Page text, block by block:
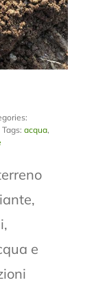
Tags:acqua,
e